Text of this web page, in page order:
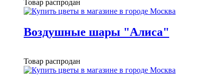
Товар распродан
Воздушные шары "Алиса"
Товар распродан